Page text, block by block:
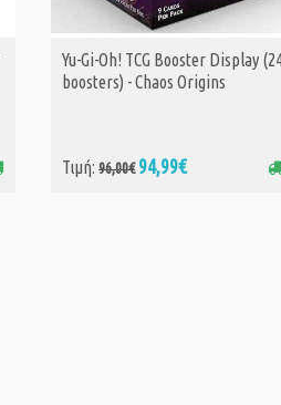
ΑΓΟΡΑ
Yu-Gi-Oh! TCG Booster Display
boosters) - Chaos Origins
Τιμή: 96,00€ 94,99€